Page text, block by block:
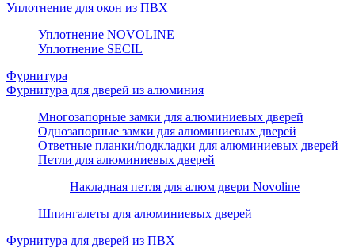
Уплотнение для окон из ПВХ
Уплотнение NOVOLINE
Уплотнение SECIL
Фурнитура
Фурнитура для дверей из алюминия
Многозапорные замки для алюминиевых дверей
Однозапорные замки для алюминиевых дверей
Ответные планки/подкладки для алюминиевых дверей
Петли для алюминиевых дверей
Накладная петля для алюм двери Novoline
Шпингалеты для алюминиевых дверей
Фурнитура для дверей из ПВХ